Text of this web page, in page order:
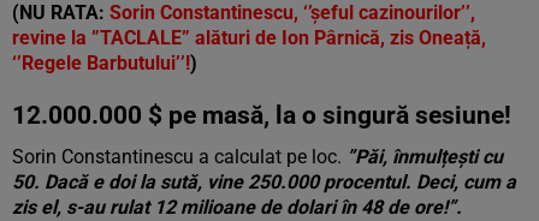
(NU RATA: Sorin Constantinescu, ‘’șeful cazinourilor’’,
revine la ”TACLALE” alături de Ion Pârnică, zis Oneață,
‘’Regele Barbutului’’!)
12.000.000 $ pe masă, la o singură sesiune!
Sorin Constantinescu a calculat pe loc. ”Păi, înmulțești cu
50. Dacă e doi la sută, vine 250.000 procentul. Deci, cum a
zis el, s-au rulat 12 milioane de dolari în 48 de ore!”.